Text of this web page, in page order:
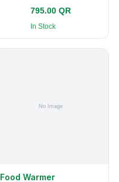
795.00 QR
In Stock
Food Warmer